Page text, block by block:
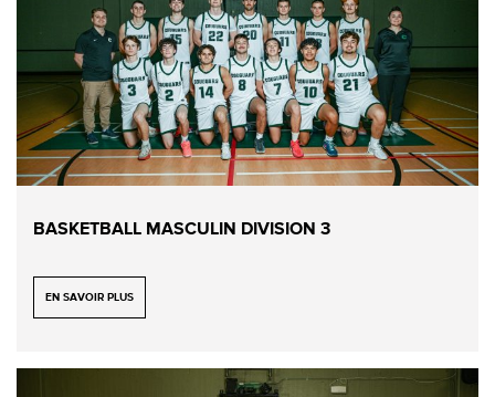
BASKETBALL MASCULIN DIVISION 3
EN SAVOIR PLUS